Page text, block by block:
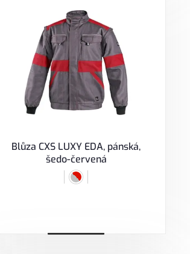
Blůza CXS LUXY EDA, pánská,
šedo-červená